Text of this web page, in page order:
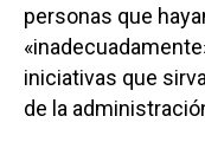
personas que
iniciativas que
de la